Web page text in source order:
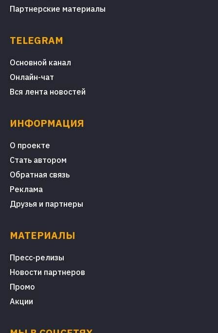
Партнерские материалы
TELEGRAM
Основной канал
Онлайн-чат
Вся лента новостей
ИНФОРМАЦИЯ
О проекте
Стать автором
Обратная связь
Реклама
Друзья и партнеры
МАТЕРИАЛЫ
Пресс-релизы
Новости партнеров
Промо
Акции